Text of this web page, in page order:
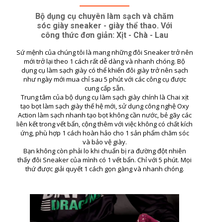
Bộ dụng cụ chuyên làm sạch và chăm
sóc giày sneaker - giày thể thao. Với
công thức đơn giản: Xịt - Chà - Lau
Sứ mệnh của chúng tôi là mang những đôi Sneaker trở nên
mới trở lại theo 1 cách rất dễ dàng và nhanh chóng. Bộ
dụng cụ làm sạch giày có thể khiến đôi giày trở nên sạch
như ngày mới mua chỉ sau 5 phút với các công cụ được
cung cấp sẵn.
Trung tâm của bộ dụng cụ làm sạch giày chính là Chai xịt
tạo bọt làm sạch giày thế hệ mới, sử dụng công nghệ Oxy
Action làm sạch nhanh tạo bọt không cần nước, bẻ gãy các
liên kết trong vết bẩn, cộng thêm với việc không có chất kích
ứng, phù hợp 1 cách hoàn hảo cho 1 sản phẩm chăm sóc
và bảo vệ giày.
Bạn không còn phải lo khi chuẩn bị ra đường đột nhiên
thấy đôi Sneaker của mình có 1 vết bẩn. Chỉ với 5 phút. Mọi
thứ được giải quyết 1 cách gọn gàng và nhanh chóng.